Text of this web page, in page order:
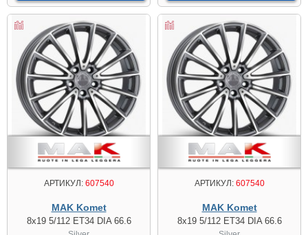
АРТИКУЛ:607540
MAK Komet
8x19 5/112 ET34 DIA 66.6
АРТИКУЛ:607540
MAK Komet
8x19 5/112 ET34 DIA 66.6